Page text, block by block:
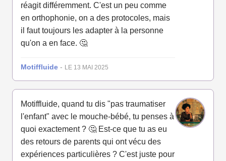
réagit différemment. C'est un peu comme
en orthophonie, on a des protocoles, mais
il faut toujours les adapter à la personne
qu'on a en face. 🤔
Motiffluide - LE 13 MAI 2025
Motiffluide, quand tu dis "pas traumatiser
l'enfant" avec le mouche-bébé, tu penses à
quoi exactement ? 🤔 Est-ce que tu as eu
des retours de parents qui ont vécu des
expériences particulières ? C'est juste pour